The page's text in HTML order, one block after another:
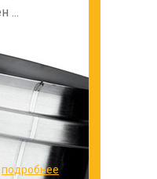
...
подробнее